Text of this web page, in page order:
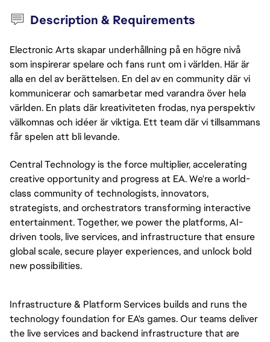
Description & Requirements
Electronic Arts skapar underhållning på en högre nivå
som inspirerar spelare och fans runt om i världen. Här är
alla en del av berättelsen. En del av en community där vi
kommunicerar och samarbetar med varandra över hela
världen. En plats där kreativiteten frodas, nya perspektiv
välkomnas och idéer är viktiga. Ett team där vi tillsammans
får spelen att bli levande.
Central Technology is the force multiplier, accelerating
creative opportunity and progress at EA. We're a world-
class community of technologists, innovators,
strategists, and orchestrators transforming interactive
entertainment. Together, we power the platforms, AI-
driven tools, live services, and infrastructure that ensure
global scale, secure player experiences, and unlock bold
new possibilities.
Infrastructure & Platform Services builds and runs the
technology foundation for EA's games. Our teams deliver
the live services and backend infrastructure that are